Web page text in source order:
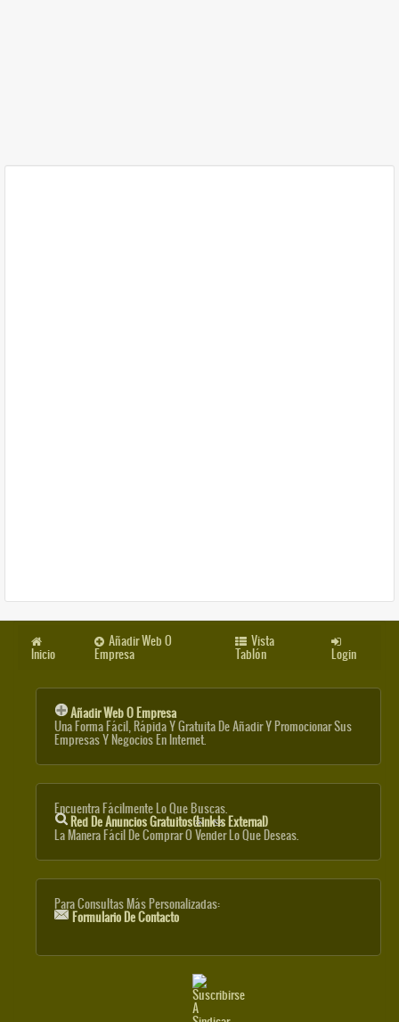
Inicio
Añadir Web O
Empresa
Vista
Tablón Login
Añadir Web O Empresa
Una Forma Fácil, Rápida Y Gratuita De Añadir Y Promocionar Sus
Empresas Y Negocios En Internet.
Encuentra Fácilmente Lo Que Buscas.
Red De Anuncios Gratuitos(link Is External)
La Manera Fácil De Comprar O Vender Lo Que Deseas.
Para Consultas Más Personalizadas:
Formulario De Contacto